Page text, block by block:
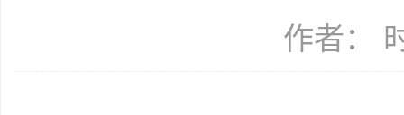
作者：